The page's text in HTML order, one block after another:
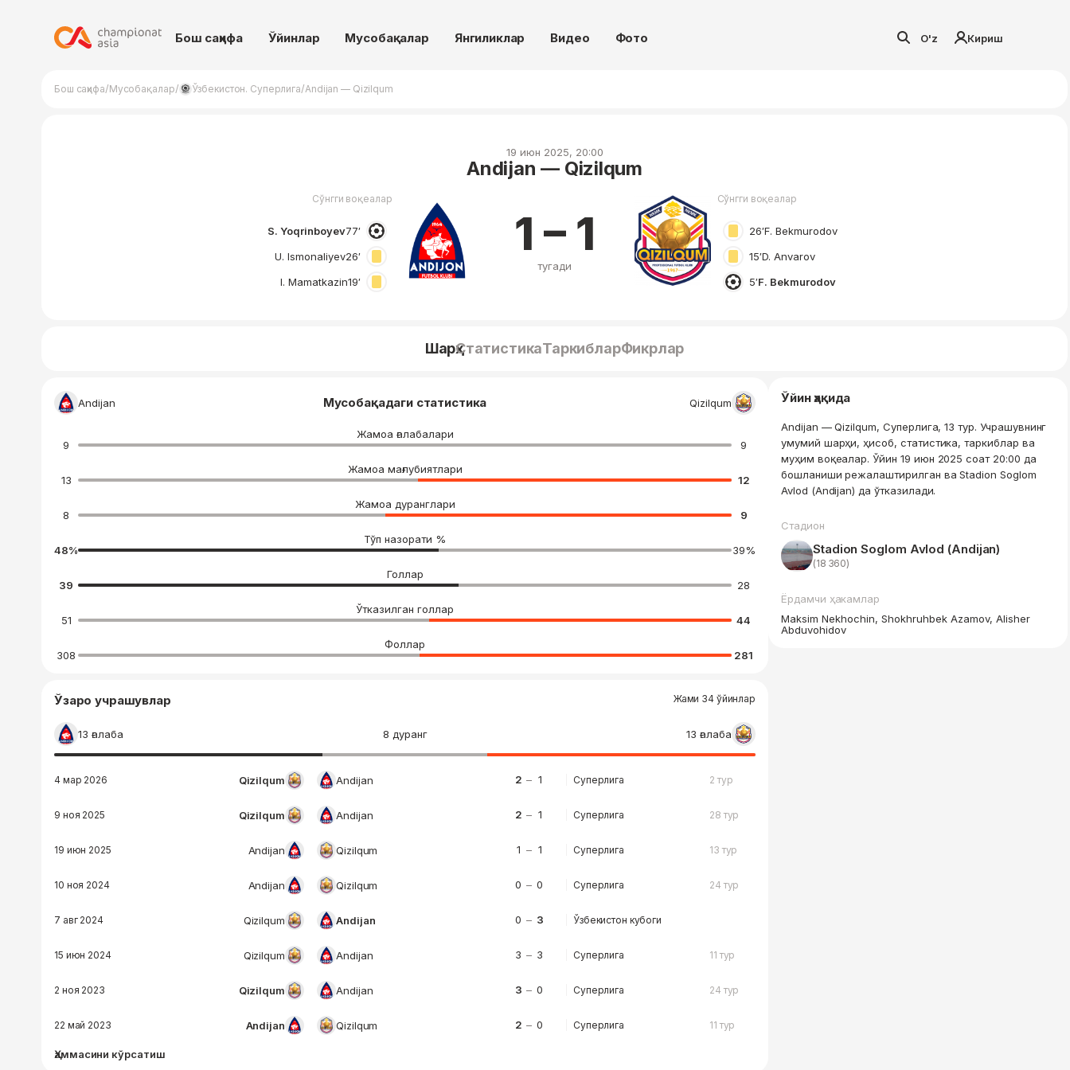
Бош саҳифа Ўйинлар Мусобақалар Янгиликлар Видео Фото O'z Кириш
Бош саҳифа/Мусобақалар/ Ўзбекистон. Суперлига/Andijan — Qizilqum
19 июн 2025, 20:00
Andijan — Qizilqum
Сўнгги воқеалар
S. Yoqrinboyev77′
U. Ismonaliyev26′
I. Mamatkazin19′
1 – 1
тугади
Сўнгги воқеалар
26′F. Bekmurodov
15′D. Anvarov
5′F. Bekmurodov
ШарҳСтатистикаТаркибларФикрлар
Andijan Мусобақадаги статистика Qizilqum
Жамоа ғалабалари
9
9
Жамоа мағлубиятлари
13
12
Жамоа дуранглари
8
9
Тўп назорати %
48% 39%
Голлар
39
28
Ўтказилган голлар
51
44
Фоллар
308
281
Ўзаро учрашувлар Жами 34 ўйинлар
13 ғалаба 8 дуранг 13 ғалаба
4 мар 2026 Qizilqum Andijan 2 – 1 Суперлига 2 тур
9 ноя 2025 Qizilqum Andijan 2 – 1 Суперлига 28 тур
19 июн 2025 Andijan Qizilqum 1 – 1 Суперлига 13 тур
10 ноя 2024 Andijan Qizilqum 0 – 0 Суперлига 24 тур
7 авг 2024 Qizilqum Andijan 0 – 3 Ўзбекистон кубоги
15 июн 2024 Qizilqum Andijan 3 – 3 Суперлига 11 тур
2 ноя 2023 Qizilqum Andijan 3 – 0 Суперлига 24 тур
22 май 2023 Andijan Qizilqum 2 – 0 Суперлига 11 тур
Ҳаммасини кўрсатиш
Ўйин ҳақида
Andijan — Qizilqum, Суперлига, 13 тур. Учрашувнинг
умумий шарҳи, ҳисоб, статистика, таркиблар ва
муҳим воқеалар. Ўйин 19 июн 2025 соат 20:00 да
бошланиши режалаштирилган ва Stadion Soglom
Avlod (Andijan) да ўтказилади.
Стадион
Stadion Soglom Avlod (Andijan)
(18 360)
Ёрдамчи ҳакамлар
Maksim Nekhochin, Shokhruhbek Azamov, Alisher
Abduvohidov